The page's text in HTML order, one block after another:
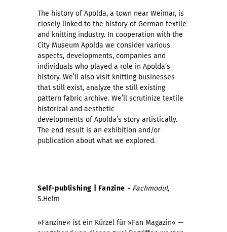
The history of Apolda, a town near Weimar, is
closely linked to the history of German textile
and knitting industry. In cooperation with the
City Museum Apolda we consider various
aspects, developments, companies and
individuals who played a role in Apolda’s
history. We’ll also visit knitting businesses
that still exist, analyze the still existing
pattern fabric archive. We’ll scrutinize textile
historical and aesthetic
developments of Apolda’s story artistically.
The end result is an exhibition and/or
publication about what we explored.
Self-publishing | Fanzine -Fachmodul,
S.Helm
»Fanzine« ist ein Kürzel für »Fan Magazin« —